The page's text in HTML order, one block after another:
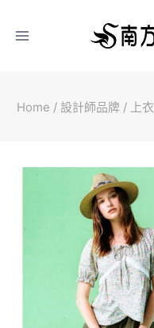
Home / 設計師品牌 / 上衣